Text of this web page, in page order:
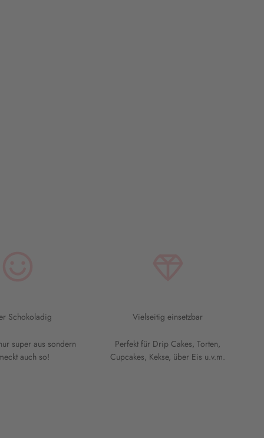
Schokoladig
super aus sondern
auch so!
Vielseitig einsetzbar
Perfekt für Drip Cakes, Torten,
Cupcakes, Kekse, über Eis u.v.m.